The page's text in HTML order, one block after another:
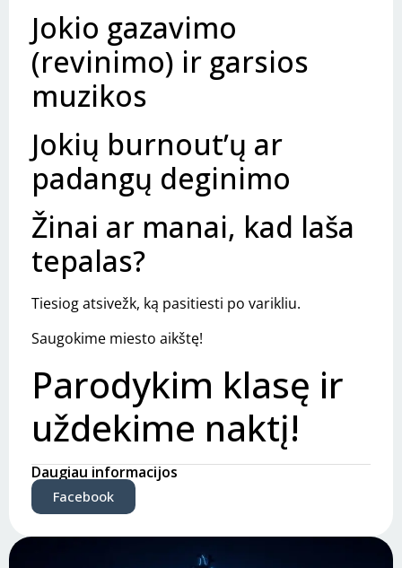
Jokio gazavimo
(revinimo) ir garsios
muzikos
Jokių burnout’ų ar
padangų deginimo
Žinai ar manai, kad laša
tepalas?
Tiesiog atsivežk, ką pasitiesti po varikliu.
Saugokime miesto aikštę!
Parodykim klasę ir
uždekime naktį!
Daugiau informacijos
Facebook